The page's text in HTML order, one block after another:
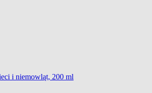
i niemowląt, 200 ml